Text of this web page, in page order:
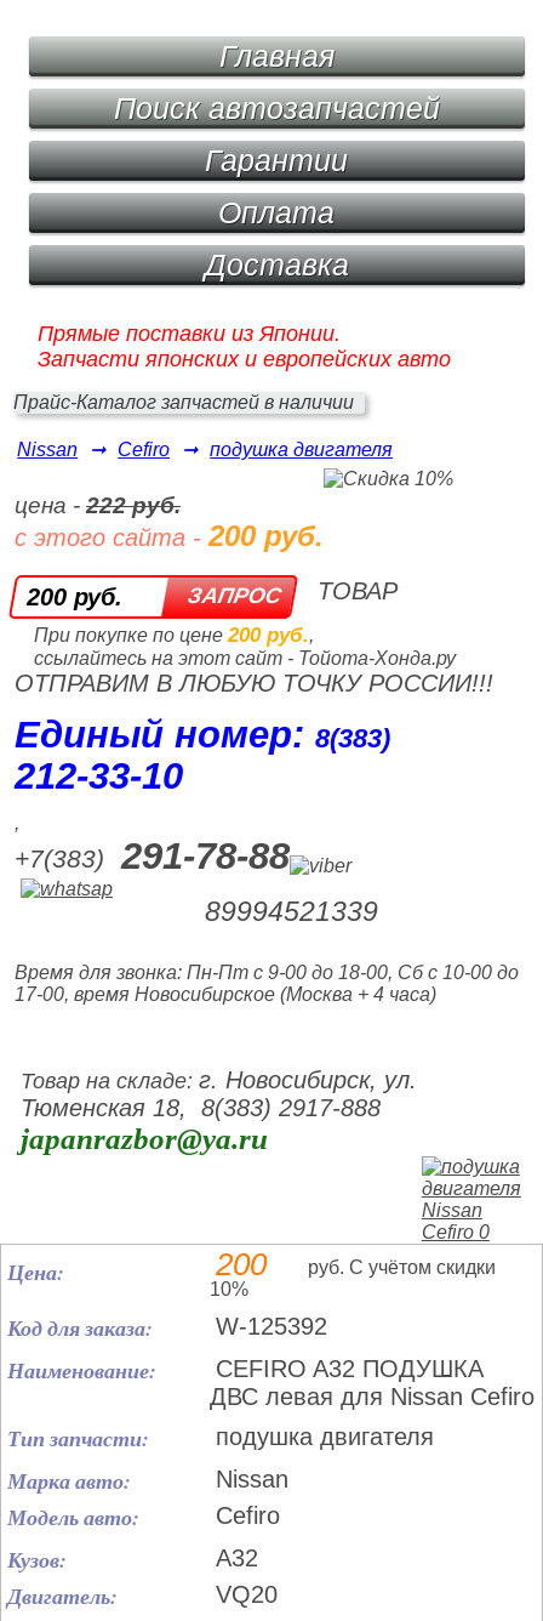
Главная
Поиск автозапчастей
Гарантии
Оплата
Доставка
Прямые поставки из Японии.
Запчасти японских и европейских авто
Прайс-Каталог запчастей в наличии
Nissan ➞ Cefiro ➞ подушка двигателя
цена -222 руб.
с этого сайта -200 руб.
200 руб.
При покупке по цене 200 руб.,
ссылайтесь на этот сайт - Тойота-Хонда.ру
ТОВАР
ОТПРАВИМ В ЛЮБУЮ ТОЧКУ РОССИИ!!!
Единый номер:8(383)
212‑33‑10
,
+7(383) 291-78-88
89994521339
Время для звонка: Пн-Пт с 9-00 до 18-00, Сб с 10-00 до
17-00, время Новосибирское (Москва + 4 часа)
Товар на складе:г. Новосибирск, ул.
Тюменская 18, 8(383) 2917-888
japanrazbor@ya.ru
Цена: 200
руб. С учётом скидки
10%
Код для заказа: W-125392
Наименование:
CEFIRO A32 ПОДУШКА
ДВС левая для Nissan Cefiro
Тип запчасти: подушка двигателя
Марка авто: Nissan
Модель авто: Cefiro
Кузов: A32
Двигатель: VQ20